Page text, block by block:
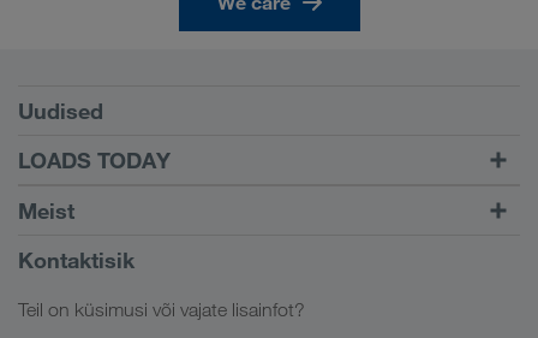
Tingimused
Uudised
LOADS TODAY
Leidke veod
LOADS TODAY
Lisateave
Sisselogimise juurde
Meist
Ettevõttest
SHEQ-juhtimine
Kontaktisik
Teil on küsimusi või vajate lisainfot?